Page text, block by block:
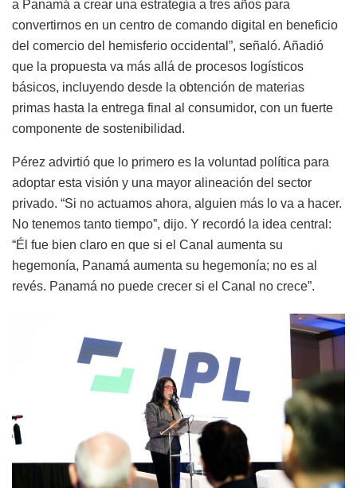
a Panamá a crear una estrategia a tres años para
convertirnos en un centro de comando digital en beneficio
del comercio del hemisferio occidental”, señaló. Añadió
que la propuesta va más allá de procesos logísticos
básicos, incluyendo desde la obtención de materias
primas hasta la entrega final al consumidor, con un fuerte
componente de sostenibilidad.
Pérez advirtió que lo primero es la voluntad política para
adoptar esta visión y una mayor alineación del sector
privado. “Si no actuamos ahora, alguien más lo va a hacer.
No tenemos tanto tiempo”, dijo. Y recordó la idea central:
“Él fue bien claro en que si el Canal aumenta su
hegemonía, Panamá aumenta su hegemonía; no es al
revés. Panamá no puede crecer si el Canal no crece”.